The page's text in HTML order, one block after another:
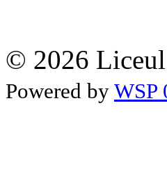
© 2026
Powered by WSP